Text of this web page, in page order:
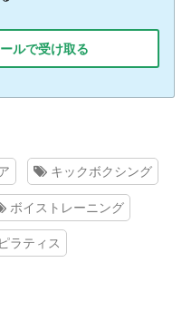
ルで受け取る
キックボクシング
ボイストレーニング
ピラティス